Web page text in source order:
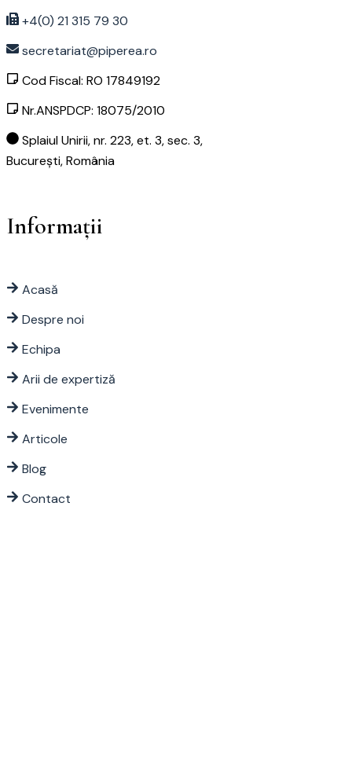
+4(0) 21 315 79 30
secretariat@piperea.ro
Cod Fiscal: RO 17849192
Nr.ANSPDCP: 18075/2010
Splaiul Unirii, nr. 223, et. 3, sec. 3,
București, România
Informații
Acasă
Despre noi
Echipa
Arii de expertiză
Evenimente
Articole
Blog
Contact